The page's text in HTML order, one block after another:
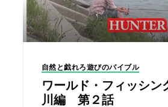
自然と戯れろ遊びのバイブル
ワールド・フィッシン
川編 第２話